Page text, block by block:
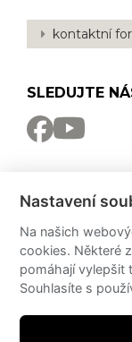
kontaktní
SLEDUJTE
PRO MÉDIA
Nastavení
Na našich
cookies. Některé
pomáhají vylepšit
Souhlasíte s